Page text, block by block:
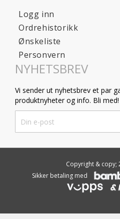
Logg inn
Ordrehistorikk
Ønskeliste
Personvern
NYHETSBREV
Vi sender ut nyhetsbrev et par
produktnyheter og info. Bli med!
Up
for
Copyright & copy;
Sikker betaling med